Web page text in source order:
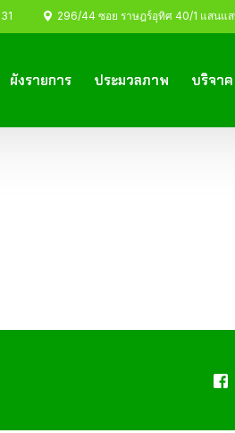
296/44 ซอย ราษฎร์อุทิศ 40/1 แสนแ
ผังรายการ ประมวลภาพ บริจาค